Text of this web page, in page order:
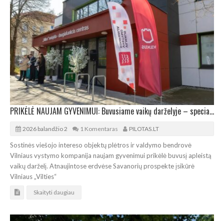
PRIKĖLĖ NAUJAM GYVENIMUI: Buvusiame vaikų darželyje – specialiosios mokyklos padalinys
2026 balandžio 2 1 Komentaras PILOTAS.LT
Sostinės viešojo intereso objektų plėtros ir valdymo bendrovė
Vilniaus vystymo kompanija naujam gyvenimui prikėlė buvusį apleistą
vaikų darželį. Atnaujintose erdvėse Savanorių prospekte įsikūrė
Vilniaus „Vilties“
Skaityti daugiau